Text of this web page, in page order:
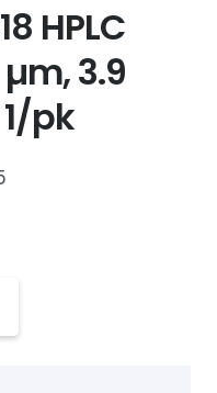
HPLC
µm, 3.9
pk